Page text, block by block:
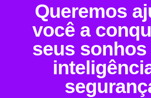
Queremos
você a
seus sonhos